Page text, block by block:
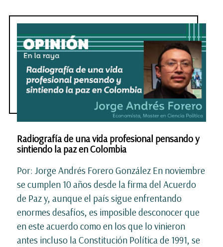
Radiografía de una vida profesional pensando y
sintiendo la paz en Colombia
Por: Jorge Andrés Forero González En noviembre
se cumplen 10 años desde la firma del Acuerdo
de Paz y, aunque el país sigue enfrentando
enormes desafíos, es imposible desconocer que
en este acuerdo como en los que lo vinieron
antes incluso la Constitución Política de 1991, se